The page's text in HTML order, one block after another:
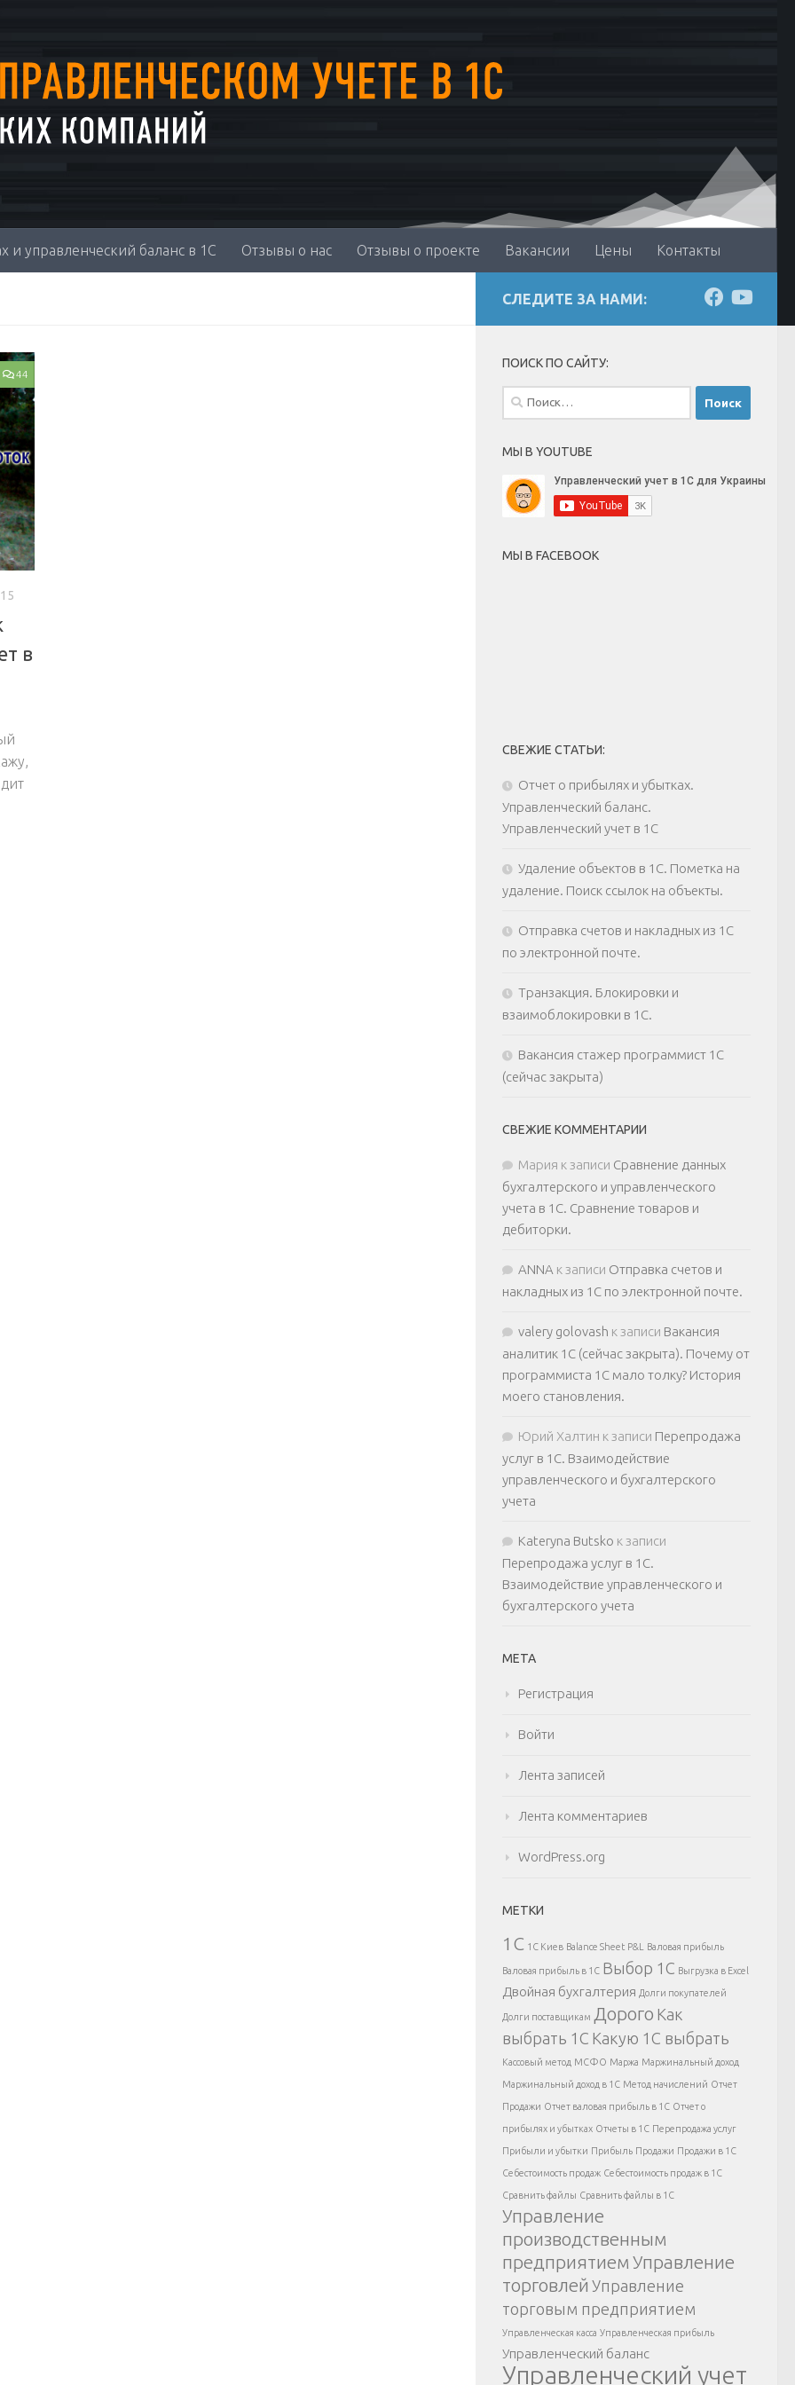
и управленческий баланс в 1С Отзывы о нас Отзывы о проекте Вакансии Цены Контакты
44
в
СЛЕДИТЕ ЗА НАМИ:
ПОИСК ПО САЙТУ:
Найти:
МЫ В YOUTUBE
МЫ В FACEBOOK
СВЕЖИЕ СТАТЬИ:
Отчет о прибылях и убытках.
Управленческий баланс.
Управленческий учет в 1С
Удаление объектов в 1С. Пометка на
удаление. Поиск ссылок на объекты.
Отправка счетов и накладных из 1С
по электронной почте.
Транзакция. Блокировки и
взаимоблокировки в 1С.
Вакансия стажер программист 1С
(сейчас закрыта)
СВЕЖИЕ КОММЕНТАРИИ
Мария к записи Сравнение данных
бухгалтерского и управленческого
учета в 1С. Сравнение товаров и
дебиторки.
ANNA к записи Отправка счетов и
накладных из 1С по электронной почте.
valery golovash к записи Вакансия
аналитик 1С (сейчас закрыта). Почему от
программиста 1С мало толку? История
моего становления.
Юрий Халтин к записи Перепродажа
услуг в 1С. Взаимодействие
управленческого и бухгалтерского
учета
Kateryna Butsko к записи
Перепродажа услуг в 1С.
Взаимодействие управленческого и
бухгалтерского учета
МЕТА
Регистрация
Войти
Лента записей
Лента комментариев
WordPress.org
МЕТКИ
1С 1С Киев Balance Sheet P&L Валовая прибыль
Валовая прибыль в 1С Выбор 1С Выгрузка в Excel
Двойная бухгалтерия Долги покупателей
Долги поставщикам Дорого Как
выбрать 1С Какую 1С выбрать
Кассовый метод МСФО Маржа Маржинальный доход
Маржинальный доход в 1С Метод начислений Отчет
Продажи Отчет валовая прибыль в 1С Отчет о
прибылях и убытках Отчеты в 1С Перепродажа услуг
Прибыли и убытки Прибыль Продажи Продажи в 1С
Себестоимость продаж Себестоимость продаж в 1С
Сравнить файлы Сравнить файлы в 1С
Управление
производственным
предприятием Управление
торговлей Управление
торговым предприятием
Управленческая касса Управленческая прибыль
Управленческий баланс
Управленческий учет